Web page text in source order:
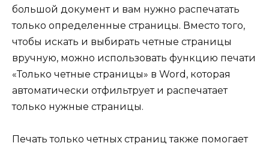
большой документ и вам нужно распечатать
только определенные страницы. Вместо того,
чтобы искать и выбирать четные страницы
вручную, можно использовать функцию печати
«Только четные страницы» в Word, которая
автоматически отфильтрует и распечатает
только нужные страницы.
Печать только четных страниц также помогает